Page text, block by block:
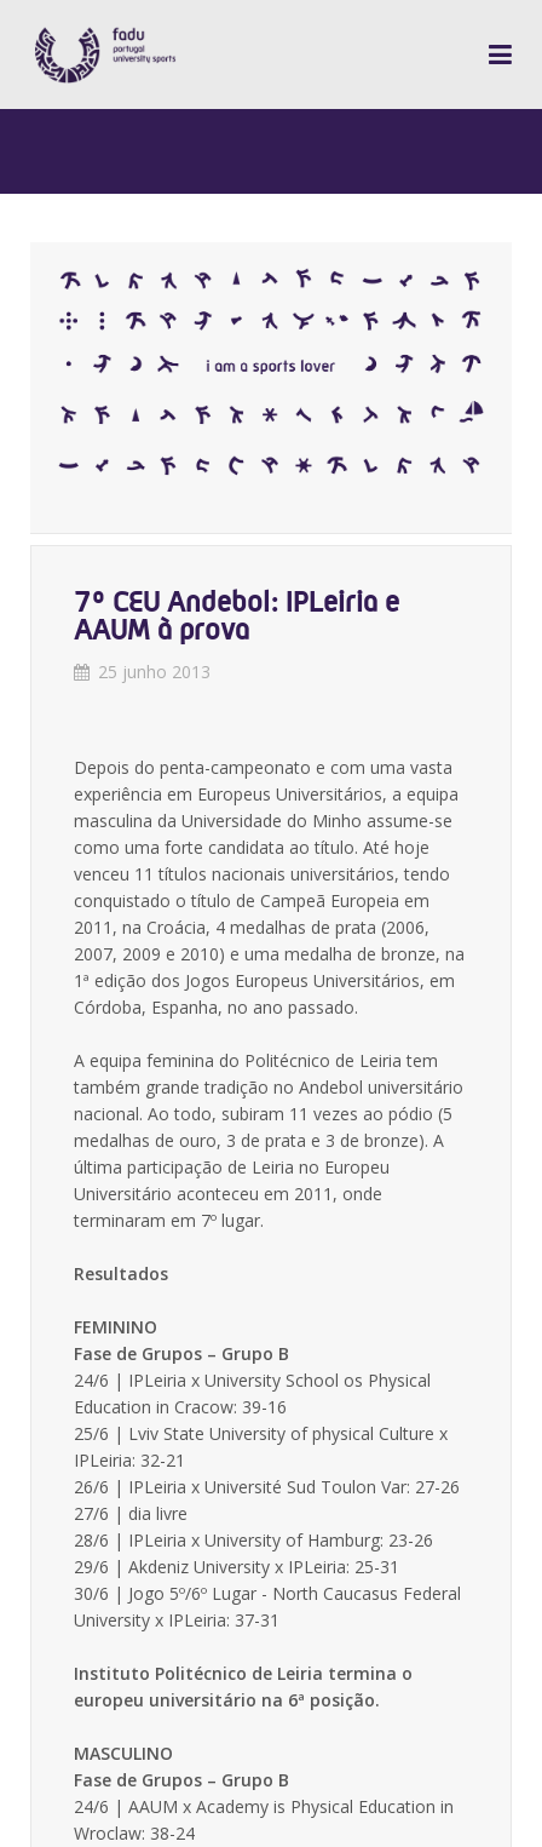
7º CEU Andebol: IPLeiria e
AAUM à prova
25 junho 2013
Depois do penta-campeonato e com uma vasta
experiência em Europeus Universitários, a equipa
masculina da Universidade do Minho assume-se
como uma forte candidata ao título. Até hoje
venceu 11 títulos nacionais universitários, tendo
conquistado o título de Campeã Europeia em
2011, na Croácia, 4 medalhas de prata (2006,
2007, 2009 e 2010) e uma medalha de bronze, na
1ª edição dos Jogos Europeus Universitários, em
Córdoba, Espanha, no ano passado.
A equipa feminina do Politécnico de Leiria tem
também grande tradição no Andebol universitário
nacional. Ao todo, subiram 11 vezes ao pódio (5
medalhas de ouro, 3 de prata e 3 de bronze). A
última participação de Leiria no Europeu
Universitário aconteceu em 2011, onde
terminaram em 7º lugar.
Resultados
FEMININO
Fase de Grupos – Grupo B
24/6 | IPLeiria x University School os Physical
Education in Cracow: 39-16
25/6 | Lviv State University of physical Culture x
IPLeiria: 32-21
26/6 | IPLeiria x Université Sud Toulon Var: 27-26
27/6 | dia livre
28/6 | IPLeiria x University of Hamburg: 23-26
29/6 | Akdeniz University x IPLeiria: 25-31
30/6 | Jogo 5º/6º Lugar - North Caucasus Federal
University x IPLeiria: 37-31
Instituto Politécnico de Leiria termina o
europeu universitário na 6ª posição.
MASCULINO
Fase de Grupos – Grupo B
24/6 | AAUM x Academy is Physical Education in
Wroclaw: 38-24